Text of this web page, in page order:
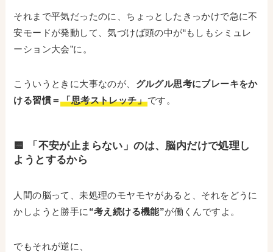
それまで平気だったのに、ちょっとしたきっかけで急に不
安モードが発動して、気づけば頭の中が“もしもシミュレ
ーション大会”に。
こういうときに大事なのが、 グルグル思考にブレーキをか
ける習慣＝「思考ストレッチ」です。
🟨 「不安が止まらない」のは、脳内だけで処理し
ようとするから
人間の脳って、未処理のモヤモヤがあると、それをどうに
かしようと勝手に “考え続ける機能”が働くんですよ。
でもそれが逆に、